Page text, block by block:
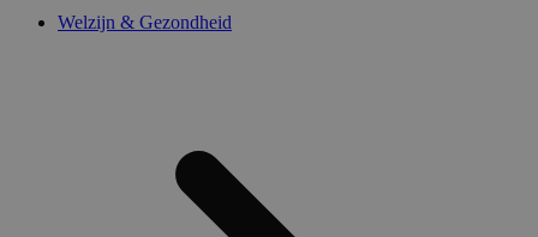
Welzijn & Gezondheid